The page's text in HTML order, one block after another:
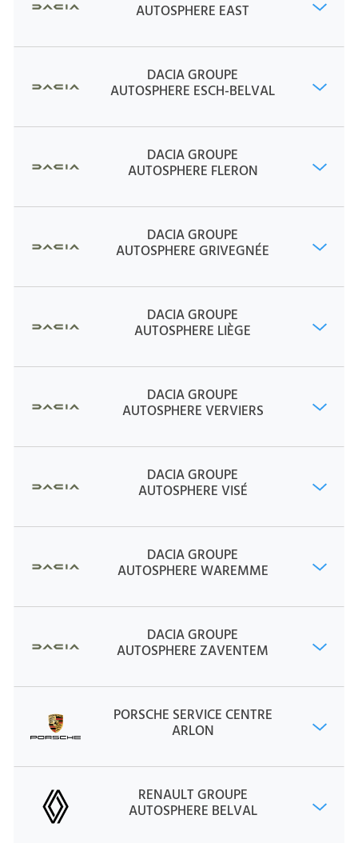
AUTOSPHERE EAST
DACIA GROUPE
AUTOSPHERE ESCH-BELVAL
DACIA GROUPE
AUTOSPHERE FLERON
DACIA GROUPE
AUTOSPHERE GRIVEGNÉE
DACIA GROUPE
AUTOSPHERE LIÈGE
DACIA GROUPE
AUTOSPHERE VERVIERS
DACIA GROUPE
AUTOSPHERE VISÉ
DACIA GROUPE
AUTOSPHERE WAREMME
DACIA GROUPE
AUTOSPHERE ZAVENTEM
PORSCHE SERVICE CENTRE
ARLON
RENAULT GROUPE
AUTOSPHERE BELVAL